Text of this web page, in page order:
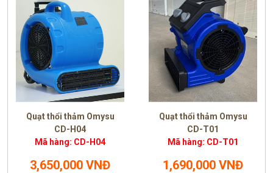
Quạt thổi thảm Omysu
CD-H04
Mã hàng: CD-H04
3,650,000 VNĐ
Quạt thổi thảm Omysu
CD-T01
Mã hàng: CD-T01
1,690,000 VNĐ